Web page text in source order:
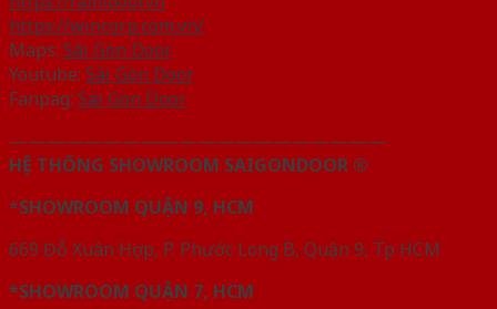
https://wincorp.com.vn/
Maps: Sài Gòn Door
Youtube: Sài Gòn Door
Fanpag: Sài Gòn Door
————————————————————
HỆ THỐNG SHOWROOM SAIGONDOOR ®
*SHOWROOM QUẬN 9, HCM
669 Đỗ Xuân Hợp, P. Phước Long B, Quận 9, Tp HCM
*SHOWROOM QUẬN 7, HCM